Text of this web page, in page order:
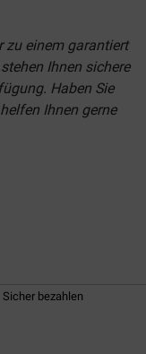
zu einem garantiert
stehen Ihnen sichere
Haben Sie
Ihnen gerne
Sicher bezahlen